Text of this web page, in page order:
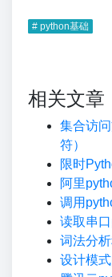
# python基础
相关文章
集合访
符）
限时
阿里
调用
读取串
词法分
设计模